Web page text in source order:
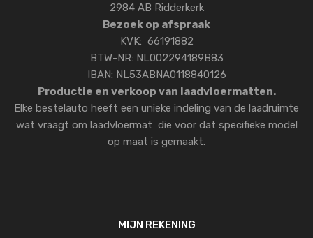
2984 AB Ridderkerk
Bezoek op afspraak
KVK: 66191882
BTW-NR: NL002294189B83
IBAN: NL53ABNA0118840126
Productie en verkoop van laadvloermatten.
Elke bestelauto heeft een unieke indeling van de laadruimte
wat vraagt om laadvloermat die voor dat specifieke model
op maat is gemaakt.
MIJN REKENING